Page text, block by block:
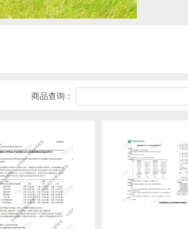
商品查询：